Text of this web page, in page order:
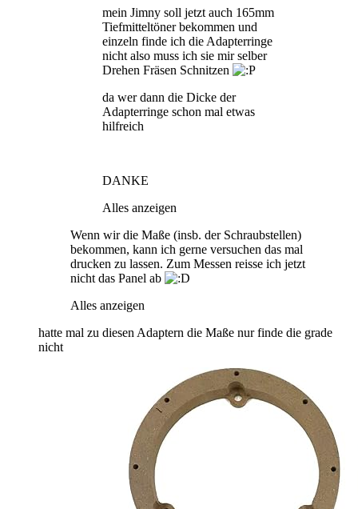
mein Jimny soll jetzt auch 165mm
Tiefmitteltöner bekommen und
einzeln finde ich die Adapterringe
nicht also muss ich sie mir selber
Drehen Fräsen Schnitzen
da wer dann die Dicke der
Adapterringe schon mal etwas
hilfreich
DANKE
Alles anzeigen
Wenn wir die Maße (insb. der Schraubstellen)
bekommen, kann ich gerne versuchen das mal
drucken zu lassen. Zum Messen reisse ich jetzt
nicht das Panel ab
Alles anzeigen
hatte mal zu diesen Adaptern die Maße nur finde die grade
nicht